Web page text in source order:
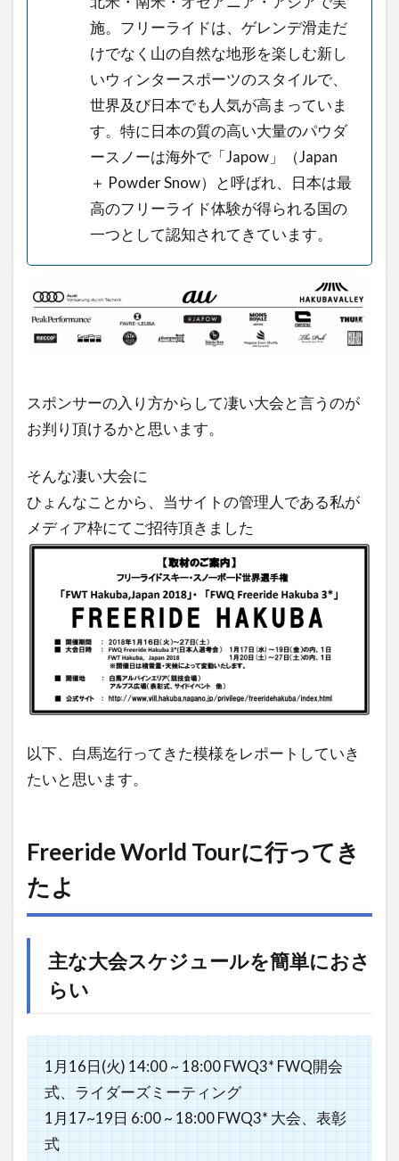
2018
（金）
2.3
年1月
（土）
2.3.1
最後に
施。フリーライドは、ゲレンデ滑走だ
けでなく山の自然な地形を楽しむ新し
いウィンタースポーツのスタイルで、
世界及び日本でも人気が高まっていま
す。特に日本の質の高い大量のパウダ
ースノーは海外で「Japow」（Japan
＋ Powder Snow）と呼ばれ、日本は最
高のフリーライド体験が得られる国の
一つとして認知されてきています。
スポンサーの入り方からして凄い大会と言うのが
お判り頂けるかと思います。
そんな凄い大会に
ひょんなことから、当サイトの管理人である私が
メディア枠にてご招待頂きました
以下、白馬迄行ってきた模様をレポートしていき
たいと思います。
Freeride World Tourに行ってき
たよ
主な大会スケジュールを簡単におさ
らい
1月16日(火) 14:00 ~ 18:00 FWQ3* FWQ開会
式、ライダーズミーティング
1月17~19日 6:00 ~ 18:00 FWQ3* 大会、表彰
式